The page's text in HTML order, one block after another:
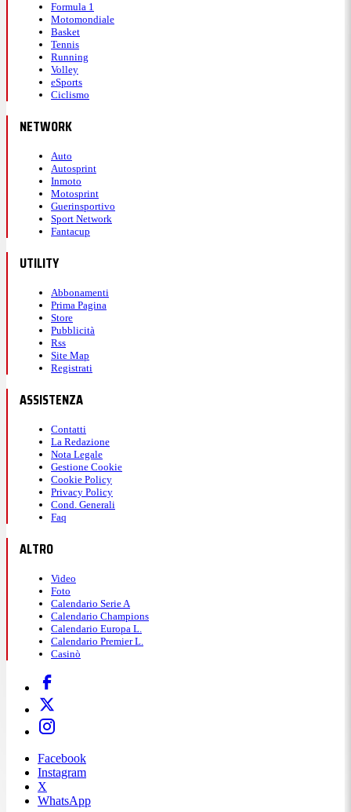
Formula 1
Motomondiale
Basket
Tennis
Running
Volley
eSports
Ciclismo
NETWORK
Auto
Autosprint
Inmoto
Motosprint
Guerinsportivo
Sport Network
Fantacup
UTILITY
Abbonamenti
Prima Pagina
Store
Pubblicità
Rss
Site Map
Registrati
ASSISTENZA
Contatti
La Redazione
Nota Legale
Gestione Cookie
Cookie Policy
Privacy Policy
Cond. Generali
Faq
ALTRO
Video
Foto
Calendario Serie A
Calendario Champions
Calendario Europa L.
Calendario Premier L.
Casinò
Facebook
Instagram
X
WhatsApp